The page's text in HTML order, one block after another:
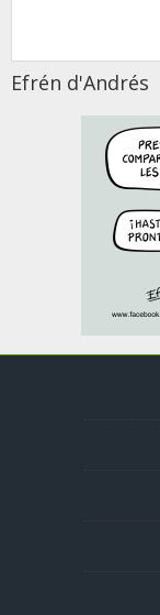
Efrén d'Andrés